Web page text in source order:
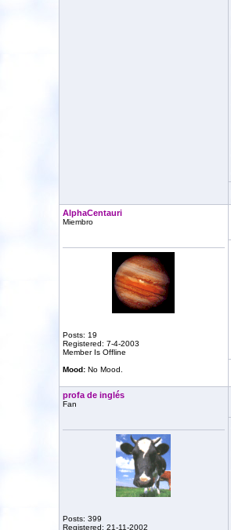
AlphaCentauri
Miembro
Posts: 19
Registered: 7-4-2003
Member Is Offline
Mood:No Mood.
profa de inglés
Fan
Posts: 399
Registered: 21-11-2002